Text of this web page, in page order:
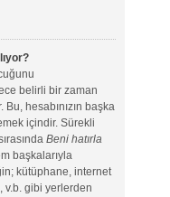
belirli bir zaman
hesabınızın başka
içindir. Sürekli
Beni hatırla
başkalarıyla
kütüphane, internet
v.b. gibi yerlerden